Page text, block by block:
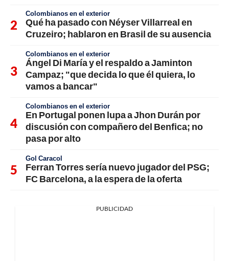
Colombianos en el exterior
Qué ha pasado con Néyser Villarreal en
Cruzeiro; hablaron en Brasil de su ausencia
Colombianos en el exterior
Ángel Di María y el respaldo a Jaminton
Campaz; "que decida lo que él quiera, lo
vamos a bancar"
Colombianos en el exterior
En Portugal ponen lupa a Jhon Durán por
discusión con compañero del Benfica; no
pasa por alto
Gol Caracol
Ferran Torres sería nuevo jugador del PSG;
FC Barcelona, a la espera de la oferta
PUBLICIDAD